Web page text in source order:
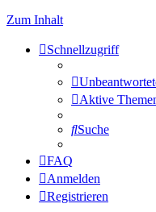
Zum Inhalt
Schnellzugriff
Aktive
Suche
FAQ
Anmelden
Registrieren